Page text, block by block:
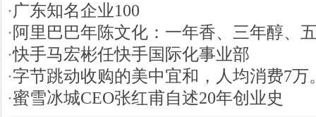
·广东知名企业100
·阿里巴巴年陈文化：一年香、三年醇、
·快手马宏彬任快手国际化事业部
·字节跳动收购的美中宜和，人均消费7万
·蜜雪冰城CEO张红甫自述20年创业史